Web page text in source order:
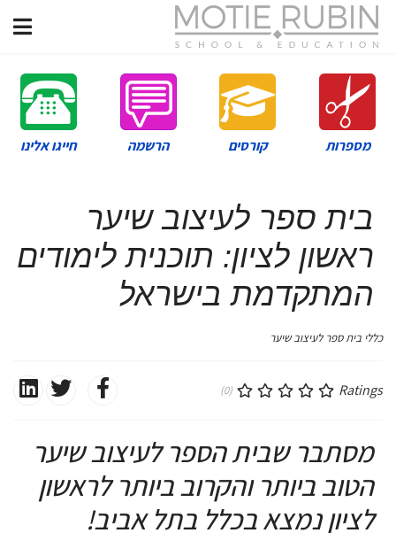
מספרות קורסים הרשמה חייגו אלינו
בית ספר לעיצוב שיער
ראשון לציון: תוכנית לימודים
המתקדמת בישראל
כללי בית ספר לעיצוב שיער
Ratings
(0)
מסתבר שבית הספר לעיצוב שיער
הטוב ביותר והקרוב ביותר לראשון
לציון נמצא בכלל בתל אביב!